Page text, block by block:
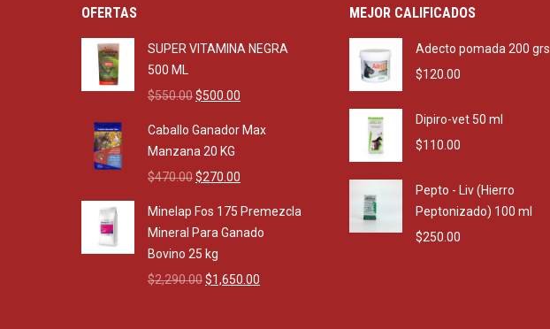
OFERTAS
SUPER VITAMINA NEGRA
500 ML
$550.00Original
was:
$550.00.
$500.00
is:
Caballo Ganador Max
Manzana 20 KG
$470.00Original
was:
$470.00.
$270.00
is:
$270.00.
Minelap Fos 175 Premezcla
Mineral Para Ganado
Bovino 25 kg
$2,290.00Original
$1,650.00
MEJOR CALIFICADOS
Adecto pomada 200 grs
$120.00
Dipiro-vet 50 ml
$110.00
Pepto - Liv (Hierro
Peptonizado) 100 ml
$250.00